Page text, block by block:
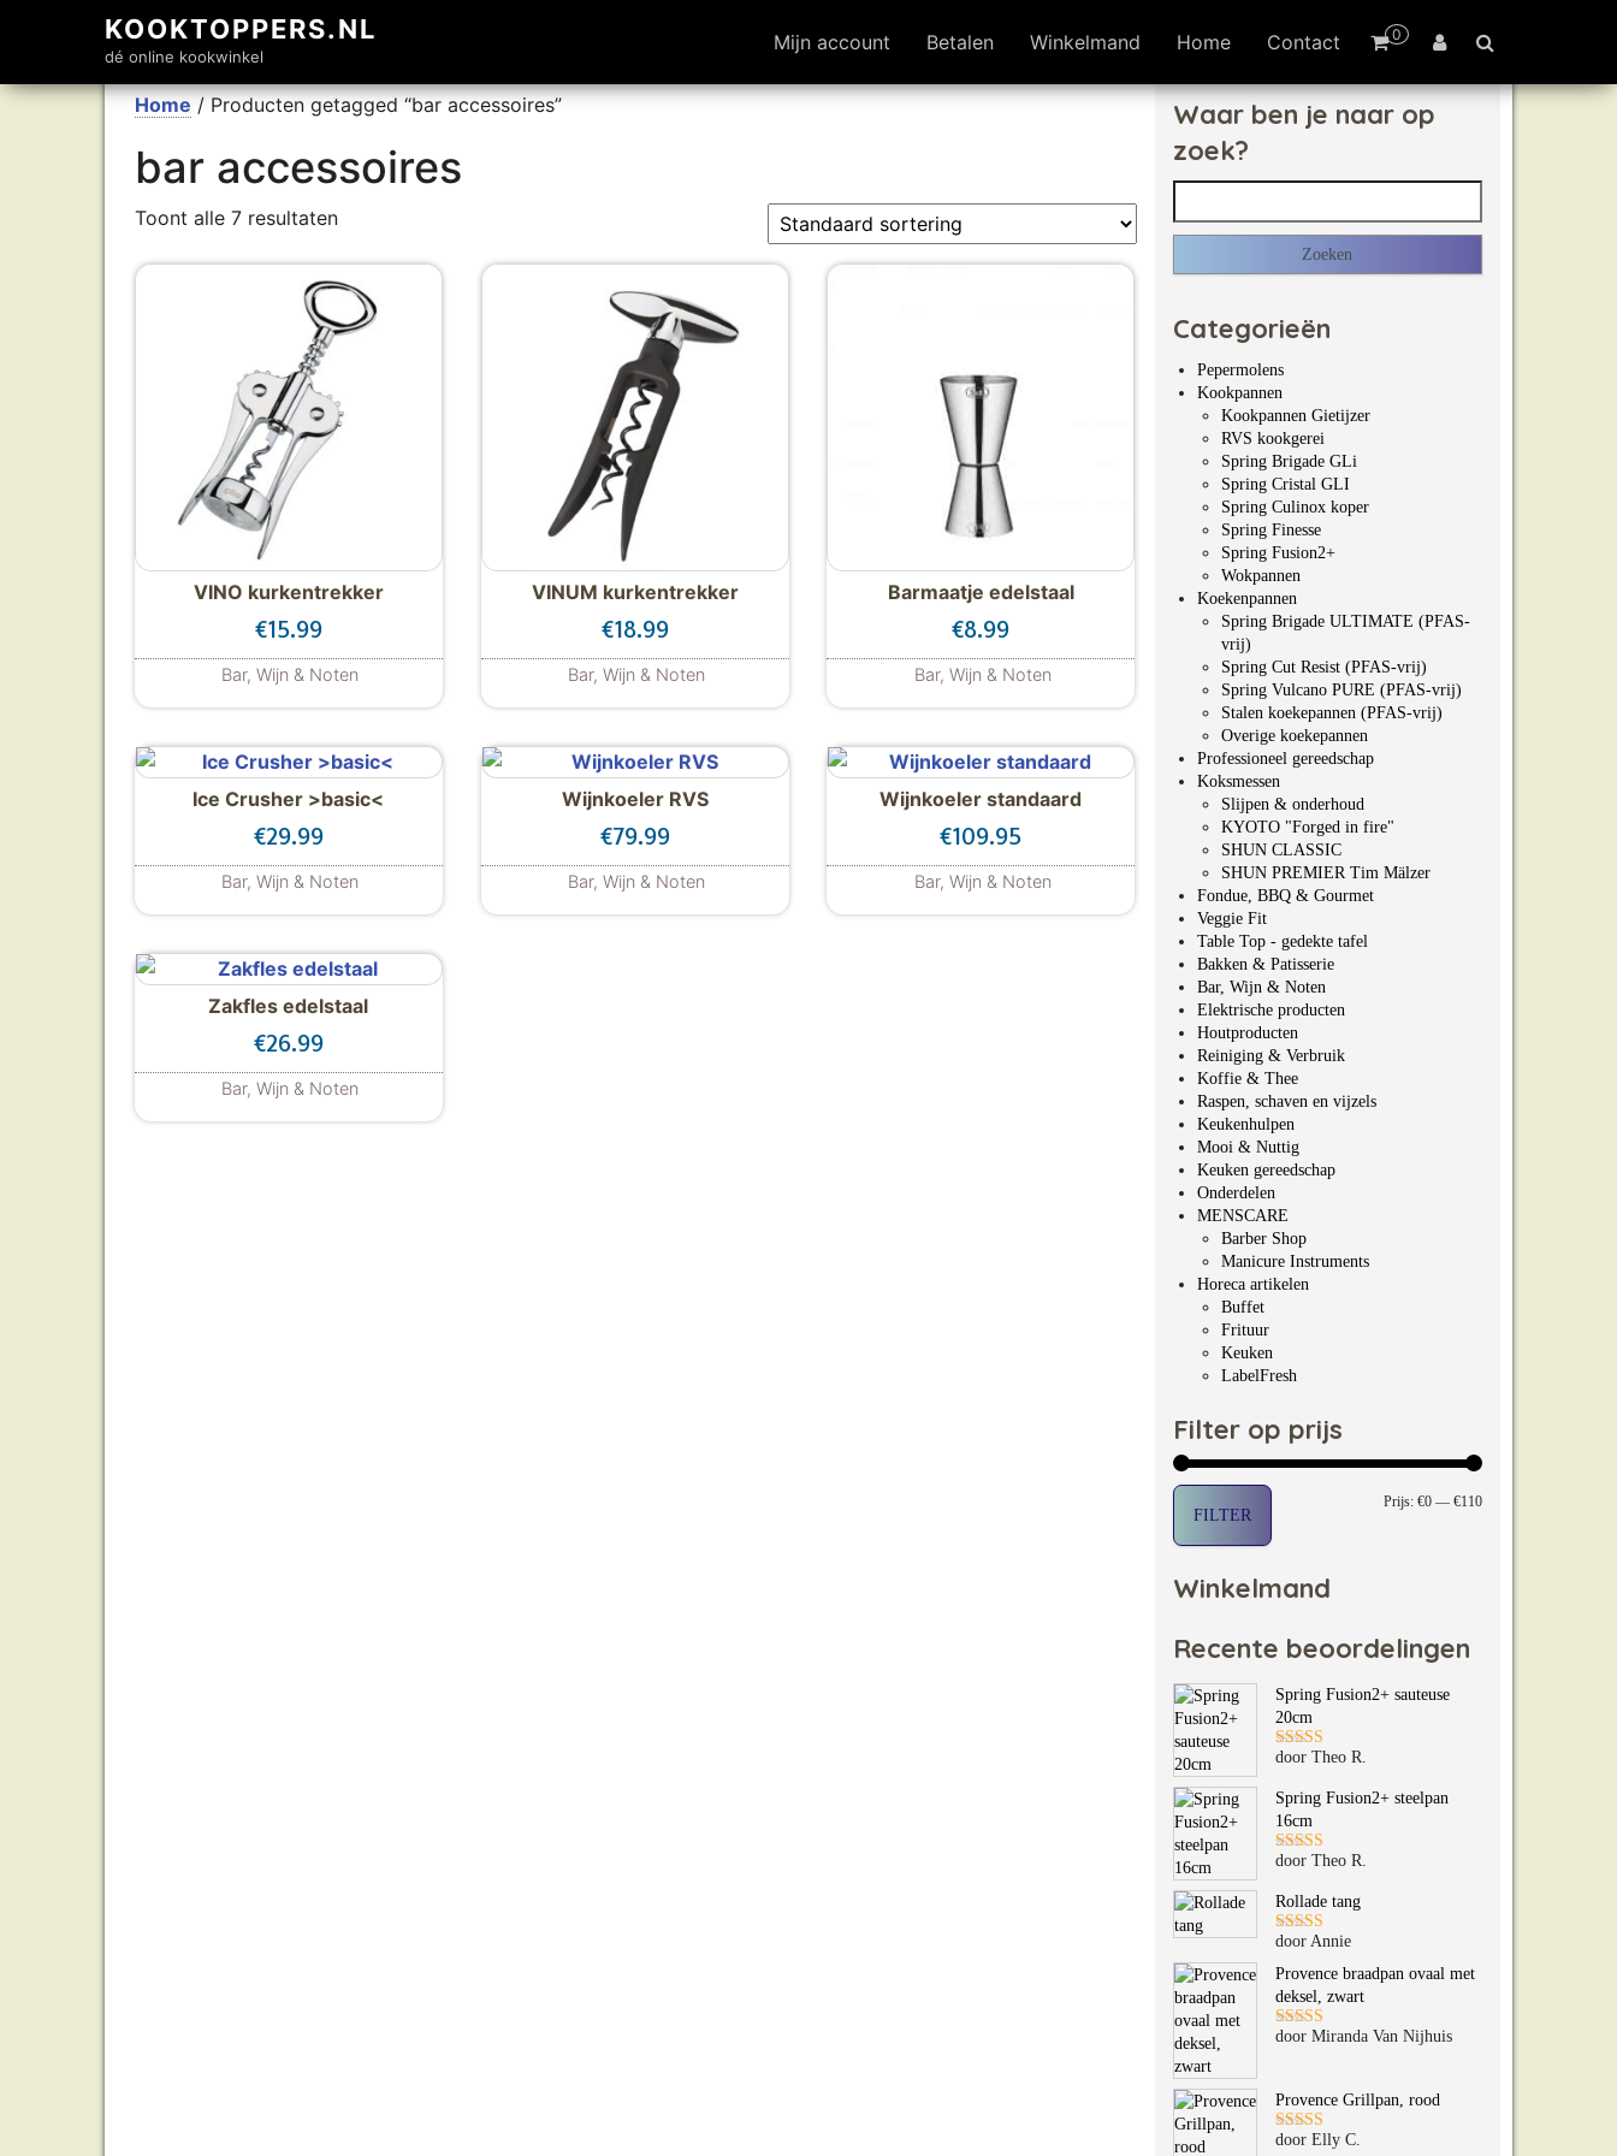
KOOKTOPPERS.NL
dé online kookwinkel
0
Mijn account Betalen Winkelmand Home Contact
Home / Producten getagged “bar accessoires”
bar accessoires
Toont alle 7 resultaten
VINO kurkentrekker
€15.99
Bar, Wijn & Noten
VINUM kurkentrekker
€18.99
Bar, Wijn & Noten
Barmaatje edelstaal
€8.99
Bar, Wijn & Noten
Ice Crusher >basic<
€29.99
Bar, Wijn & Noten
Wijnkoeler RVS
€79.99
Bar, Wijn & Noten
Wijnkoeler standaard
€109.95
Bar, Wijn & Noten
Zakfles edelstaal
€26.99
Bar, Wijn & Noten
Waar ben je naar op
zoek?
Zoeken naar:
Categorieën
Pepermolens
Kookpannen
Kookpannen Gietijzer
RVS kookgerei
Spring Brigade GLi
Spring Cristal GLI
Spring Culinox koper
Spring Finesse
Spring Fusion2+
Wokpannen
Koekenpannen
Spring Brigade ULTIMATE (PFAS-
vrij)
Spring Cut Resist (PFAS-vrij)
Spring Vulcano PURE (PFAS-vrij)
Stalen koekepannen (PFAS-vrij)
Overige koekepannen
Professioneel gereedschap
Koksmessen
Slijpen & onderhoud
KYOTO "Forged in fire"
SHUN CLASSIC
SHUN PREMIER Tim Mälzer
Fondue, BBQ & Gourmet
Veggie Fit
Table Top - gedekte tafel
Bakken & Patisserie
Bar, Wijn & Noten
Elektrische producten
Houtproducten
Reiniging & Verbruik
Koffie & Thee
Raspen, schaven en vijzels
Keukenhulpen
Mooi & Nuttig
Keuken gereedschap
Onderdelen
MENSCARE
Barber Shop
Manicure Instruments
Horeca artikelen
Buffet
Frituur
Keuken
LabelFresh
Filter op prijs
Min. prijs
Max. prijs
FILTER
Prijs: €0 — €110
Winkelmand
Recente beoordelingen
Spring Fusion2+ sauteuse
20cm
Gewaardeerd
door Theo R.
Spring Fusion2+ steelpan
16cm
Gewaardeerd
door Theo R.
Rollade tang
Gewaardeerd
5uit 5
door Annie
Provence braadpan ovaal met
deksel, zwart
Gewaardeerd
door Miranda Van Nijhuis
Provence Grillpan, rood
Gewaardeerd
door Elly C.